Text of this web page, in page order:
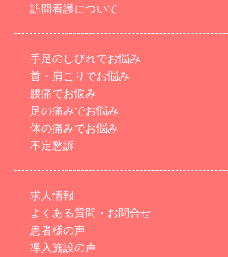
訪問看護について
手足のしびれでお悩み
首・肩こりでお悩み
腰痛でお悩み
足の痛みでお悩み
体の痛みでお悩み
不定愁訴
求人情報
よくある質問・お問合せ
患者様の声
導入施設の声